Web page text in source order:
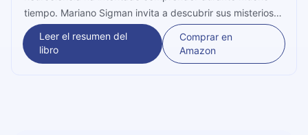
tiempo. Mariano Sigman invita a descubrir sus misterios
más interesantes, para entender cómo beneficiarse de
este conocimiento dentro del aprendizaje y la educación.
Leer el resumen del
libro
Comprar en
Amazon